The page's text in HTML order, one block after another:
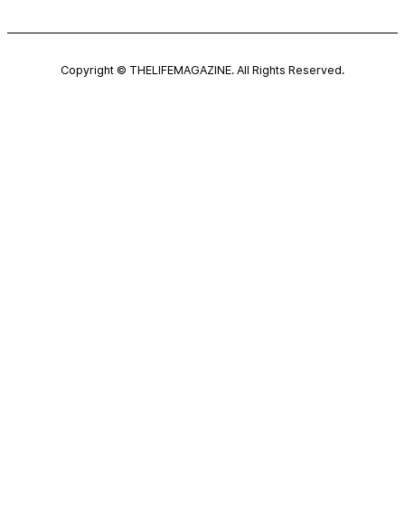
Copyright © THELIFEMAGAZINE. All Rights Reserved.